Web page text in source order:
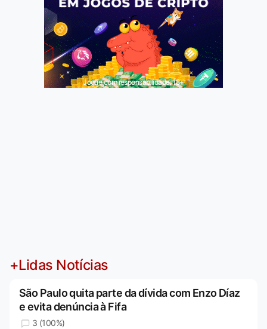
Jogue com responsabilidade. 18+
+Lidas Notícias
São Paulo quita parte da dívida com Enzo Díaz
e evita denúncia à Fifa
3 (100%)